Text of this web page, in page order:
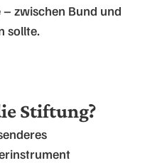
zwischen Bund und
sollte.
Stiftung?